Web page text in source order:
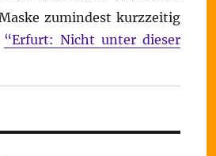
zumindest kurzzeitig
“Erfurt: Nicht unter dieser